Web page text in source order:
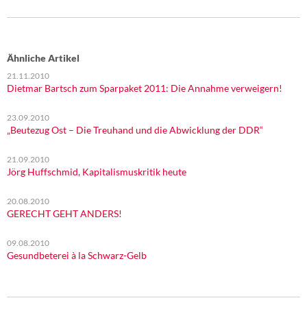
Memo-Gruppe
Über mich
Kontakt
Ähnliche Artikel
21.11.2010
Dietmar Bartsch zum Sparpaket 2011: Die Annahme verweigern!
23.09.2010
„Beutezug Ost – Die Treuhand und die Abwicklung der DDR“
21.09.2010
Jörg Huffschmid, Kapitalismuskritik heute
20.08.2010
GERECHT GEHT ANDERS!
09.08.2010
Gesundbeterei à la Schwarz-Gelb